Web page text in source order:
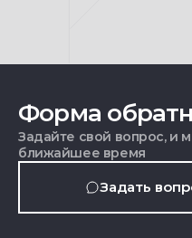
Форма
Задайте свой вопрос, и
ближайшее время
Задать